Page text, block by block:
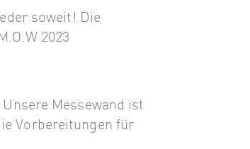
soweit! Die
2023
Messewand ist
Vorbereitungen für